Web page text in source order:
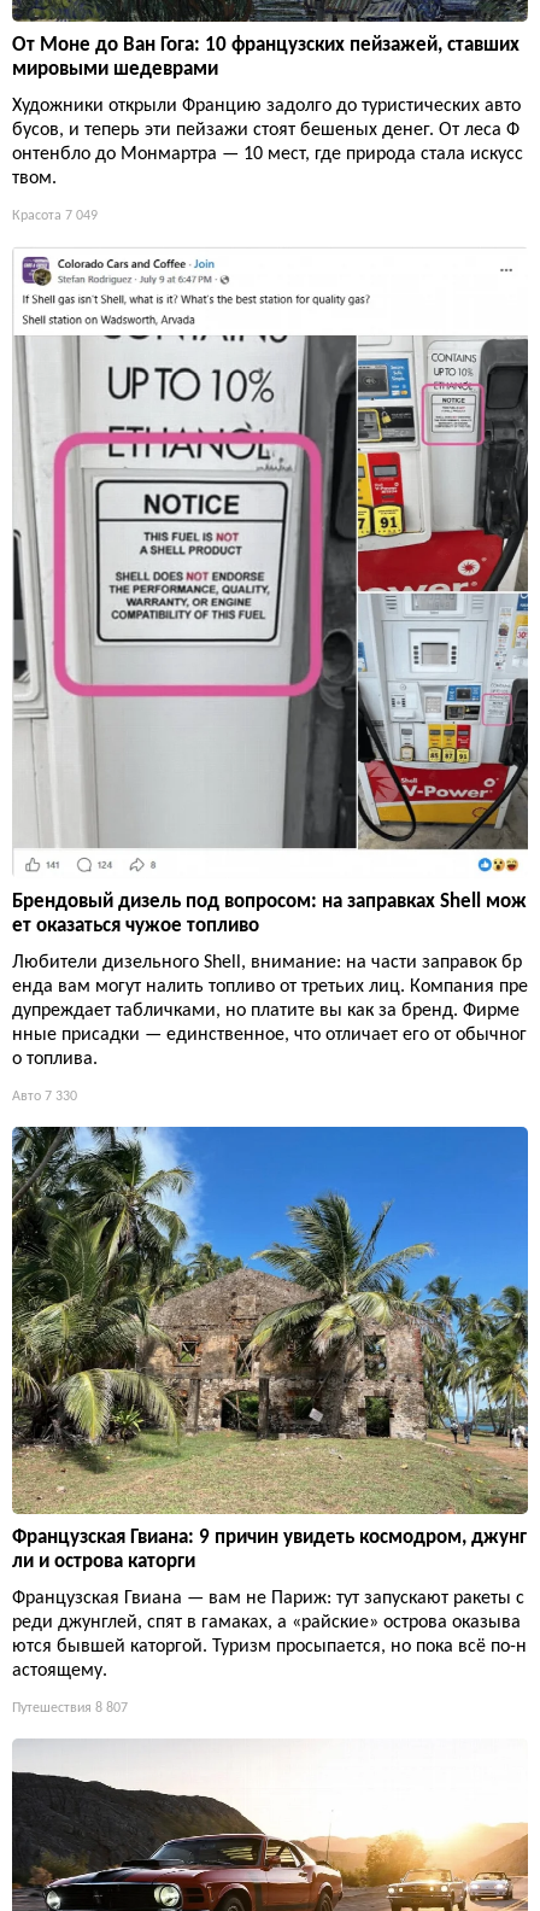
От Моне до Ван Гога: 10 французских пейзажей, ставших
мировыми шедеврами
Художники открыли Францию задолго до туристических авто
бусов, и теперь эти пейзажи стоят бешеных денег. От леса Ф
онтенбло до Монмартра — 10 мест, где природа стала искусс
твом.
Красота 7 049
Брендовый дизель под вопросом: на заправках Shell мож
ет оказаться чужое топливо
Любители дизельного Shell, внимание: на части заправок бр
енда вам могут налить топливо от третьих лиц. Компания пре
дупреждает табличками, но платите вы как за бренд. Фирме
нные присадки — единственное, что отличает его от обычног
о топлива.
Авто 7 330
Французская Гвиана: 9 причин увидеть космодром, джунг
ли и острова каторги
Французская Гвиана — вам не Париж: тут запускают ракеты с
реди джунглей, спят в гамаках, а «райские» острова оказыва
ются бывшей каторгой. Туризм просыпается, но пока всё по-н
астоящему.
Путешествия 8 807